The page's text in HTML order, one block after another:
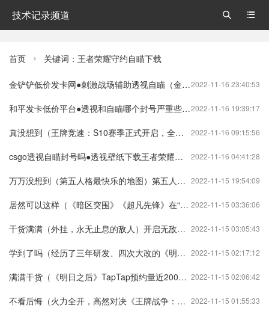
技术记录频道 

首页  关键词：王者荣耀守约自瞄下载
2022-11-16 23:40:53
金铲铲低价发卡网●刺激战场辅助透视自瞄（金铲铲之战辅助发卡网）
2022-11-16 19:39:17
和平发卡低价平台●透视和自瞄哪个封号严重些（和平精英透视发卡网）
2022-11-16 09:15:56
真没想到（王牌竞速：S10赛季正式开启，全新赛道多款新车等你来战）王牌竞速s3新赛车王牌竞速
2022-11-16 04:41:28
csgo透视自瞄封号吗●透视壁纸下载王者荣耀苹果手机（csgo开透视自瞄封多久）
2022-11-15 19:54:09
万万没想到（第五人格最快乐的地图）第五人格的新地图第五人格
2022-11-15 03:36:06
居然可以这样（《暗区突围》《超凡先锋》在“塔科夫”类游戏中，我们在玩什么？）暗区突围测试结束时间暗区突围物资透视挂
2022-11-15 03:05:43
干货满满（外挂，永无止息的敌人）开启无敌挂暗区突围物资透视挂
2022-11-15 02:17:12
学到了吗（经历了三年研发、四次大改的《明日之后》，到底怎么样？）明日之后三大制造职业哪个好明日之后
2022-11-15 02:06:42
满满干货（《明日之后》TapTap预约量近200万，末日生存类手游市场蓄势待爆！）明日之后周年庆是几月几日明日之后
2022-11-15 01:55:33
不看后悔（火力全开，高然对决《王牌战争：文明重启》全新玩法来袭！）王牌战争文明重启是网易游戏吗王牌战争:文明重启